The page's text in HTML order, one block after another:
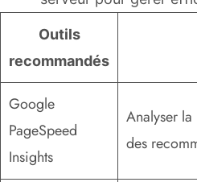
Outils
recommandés
Google
PageSpeed
Insights
Analyser
des